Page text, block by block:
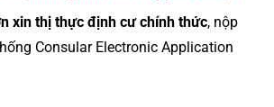
xin thị thực định cư chính thức, nộp
Consular Electronic Application